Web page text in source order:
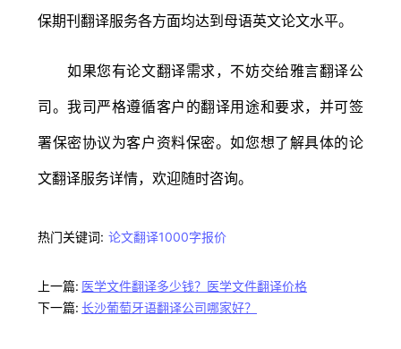
保期刊翻译服务各方面均达到母语英文论文水平。
如果您有论文翻译需求，不妨交给雅言翻译公
司。我司严格遵循客户的翻译用途和要求，并可签
署保密协议为客户资料保密。如您想了解具体的论
文翻译服务详情，欢迎随时咨询。
热门关键词: 论文翻译1000字报价
上一篇: 医学文件翻译多少钱？医学文件翻译价格
下一篇: 长沙葡萄牙语翻译公司哪家好？